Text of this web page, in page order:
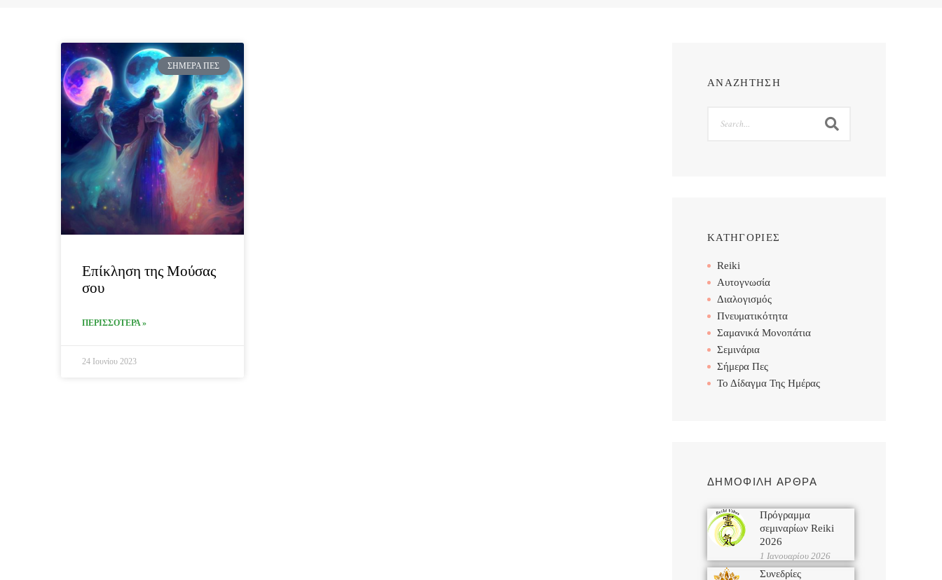
ΣΉΜΕΡΑ ΠΕΣ
Επίκληση της Μούσας
σου
ΠΕΡΙΣΣΟΤΕΡΑ »
24 Ιουνίου 2023
ΑΝΑΖΗΤΗΣΗ
ΚΑΤΗΓΟΡΙΕΣ
Reiki
Αυτογνωσία
Διαλογισμός
Πνευματικότητα
Σαμανικά Μονοπάτια
Σεμινάρια
Σήμερα Πες
Το Δίδαγμα Της Ημέρας
ΔΗΜΟΦΙΛΗ ΑΡΘΡΑ
Πρόγραμμα
σεμιναρίων Reiki
2026
1 Ιανουαρίου 2026
Συνεδρίες